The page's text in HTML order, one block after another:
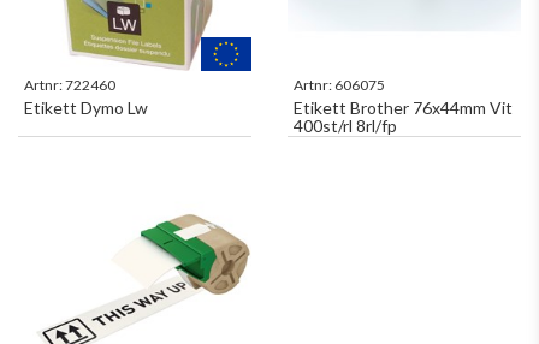
Artnr:722460
Etikett Dymo Lw
Artnr: 606075
Etikett Brother 76x44mm Vit
400st/rl 8rl/fp